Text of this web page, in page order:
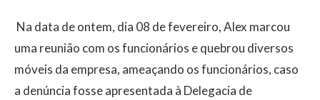
Na data de ontem, dia 08 de fevereiro, Alex marcou
uma reunião com os funcionários e quebrou diversos
móveis da empresa, ameaçando os funcionários, caso
a denúncia fosse apresentada à Delegacia de